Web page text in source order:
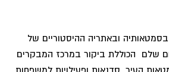
ובאתריה ההיסטוריים של
שלם הכוללת ביקור במרכז המבקרים
העיר, סדנאות ופעילויות למשפחות